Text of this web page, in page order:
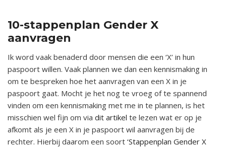
10-stappenplan Gender X
aanvragen
Ik word vaak benaderd door mensen die een ‘X’ in hun
paspoort willen. Vaak plannen we dan een kennismaking in
om te bespreken hoe het aanvragen van een X in je
paspoort gaat. Mocht je het nog te vroeg of te spannend
vinden om een kennismaking met me in te plannen, is het
misschien wel fijn om via dit artikel te lezen wat er op je
afkomt als je een X in je paspoort wil aanvragen bij de
rechter. Hierbij daarom een soort ‘Stappenplan Gender X